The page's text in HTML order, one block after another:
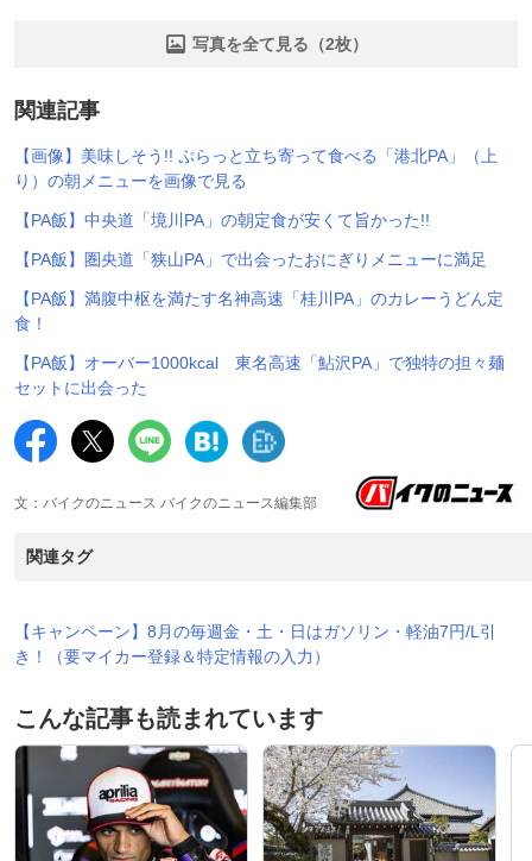
写真を全て見る（2枚）
関連記事
【画像】美味しそう!! ぷらっと立ち寄って食べる「港北PA」（上
り）の朝メニューを画像で見る
【PA飯】中央道「境川PA」の朝定食が安くて旨かった!!
【PA飯】圏央道「狭山PA」で出会ったおにぎりメニューに満足
【PA飯】満腹中枢を満たす名神高速「桂川PA」のカレーうどん定
食！
【PA飯】オーバー1000kcal 東名高速「鮎沢PA」で独特の担々麺
セットに出会った
文：バイクのニュース バイクのニュース編集部
関連タグ
【キャンペーン】8月の毎週金・土・日はガソリン・軽油7円/L引
き！（要マイカー登録＆特定情報の入力）
こんな記事も読まれています